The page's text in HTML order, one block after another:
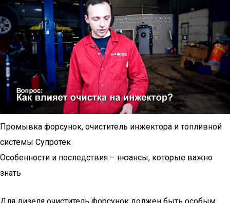
Промывка форсунок, очиститель инжектора и топливной
системы Супротек
Особенности и последствия – нюансы, которые важно
знать